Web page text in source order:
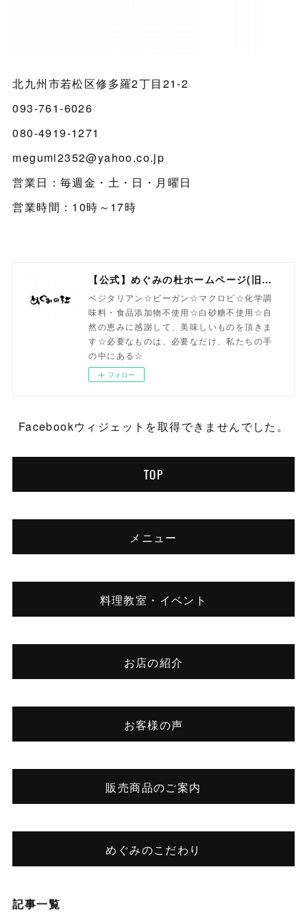
北九州市若松区修多羅2丁目21-2
093-761-6026
080-4919-1271
megumi2352@yahoo.co.jp
営業日：毎週金・土・日・月曜日
営業時間：10時～17時
【公式】めぐみの杜ホームページ(旧自然食工房）
ベジタリアン☆ビーガン☆マクロビ☆化学調
味料・食品添加物不使用☆白砂糖不使用☆自
然の恵みに感謝して、美味しいものを頂きま
す☆必要なものは、必要なだけ、私たちの手
の中にある☆
フォロー
Facebookウィジェットを取得できませんでした。
TOP
メニュー
料理教室・イベント
お店の紹介
お客様の声
販売商品のご案内
めぐみのこだわり
記事一覧